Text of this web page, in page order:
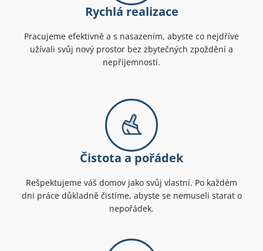
Rychlá realizace
Pracujeme efektivně a s nasazením, abyste co nejdříve
užívali svůj nový prostor bez zbytečných zpoždění a
nepříjemností.
Čistota a pořádek
Rešpektujeme váš domov jako svůj vlastní. Po každém
dni práce důkladně čistíme, abyste se nemuseli starat o
nepořádek.